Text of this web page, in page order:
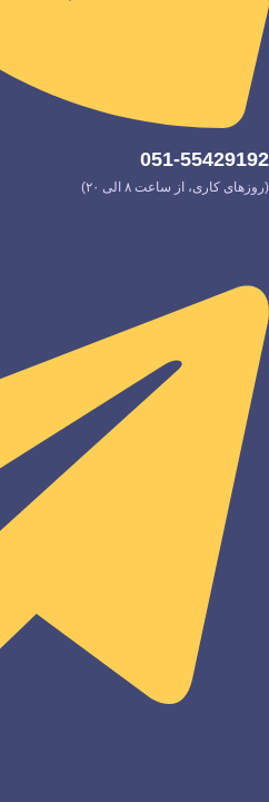
051-55429192
(روزهای کاری، از ساعت ۸ الی ۲۰)